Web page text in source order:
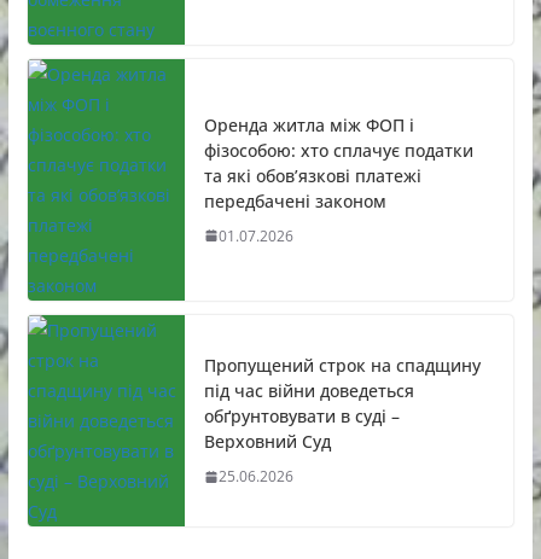
Оренда житла між ФОП і
фізособою: хто сплачує податки
та які обов’язкові платежі
передбачені законом
01.07.2026
Пропущений строк на спадщину
під час війни доведеться
обґрунтовувати в суді –
Верховний Суд
25.06.2026